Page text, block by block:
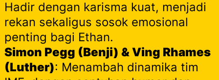
Hadir dengan karisma kuat, menjadi
rekan sekaligus sosok emosional
penting bagi Ethan.
Simon Pegg (Benji) & Ving Rhames
(Luther): Menambah dinamika tim